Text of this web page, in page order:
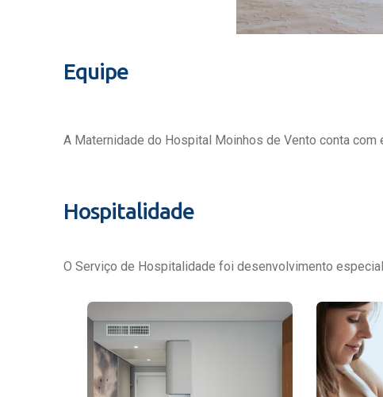
Equipe
A Maternidade do Hospital Moinhos de Vento conta
Hospitalidade
O Serviço de Hospitalidade foi desenvolvimento